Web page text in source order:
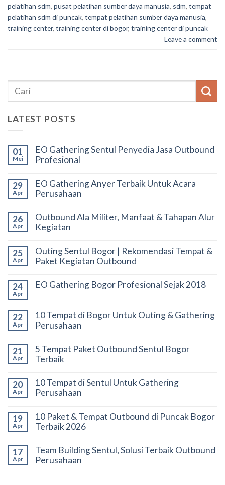
pelatihan sdm, pusat pelatihan sumber daya manusia, sdm, tempat
pelatihan sdm di puncak, tempat pelatihan sumber daya manusia,
training center, training center di bogor, training center di puncak
Leave a comment
LATEST POSTS
01
Mei
EO Gathering Sentul Penyedia Jasa Outbound
Profesional
29
Apr
EO Gathering Anyer Terbaik Untuk Acara
Perusahaan
26
Apr
Outbound Ala Militer, Manfaat & Tahapan Alur
Kegiatan
25
Apr
Outing Sentul Bogor | Rekomendasi Tempat &
Paket Kegiatan Outbound
24
Apr
EO Gathering Bogor Profesional Sejak 2018
22
Apr
10 Tempat di Bogor Untuk Outing & Gathering
Perusahaan
21
Apr
5 Tempat Paket Outbound Sentul Bogor
Terbaik
20
Apr
10 Tempat di Sentul Untuk Gathering
Perusahaan
19
Apr
10 Paket & Tempat Outbound di Puncak Bogor
Terbaik 2026
17
Apr
Team Building Sentul, Solusi Terbaik Outbound
Perusahaan